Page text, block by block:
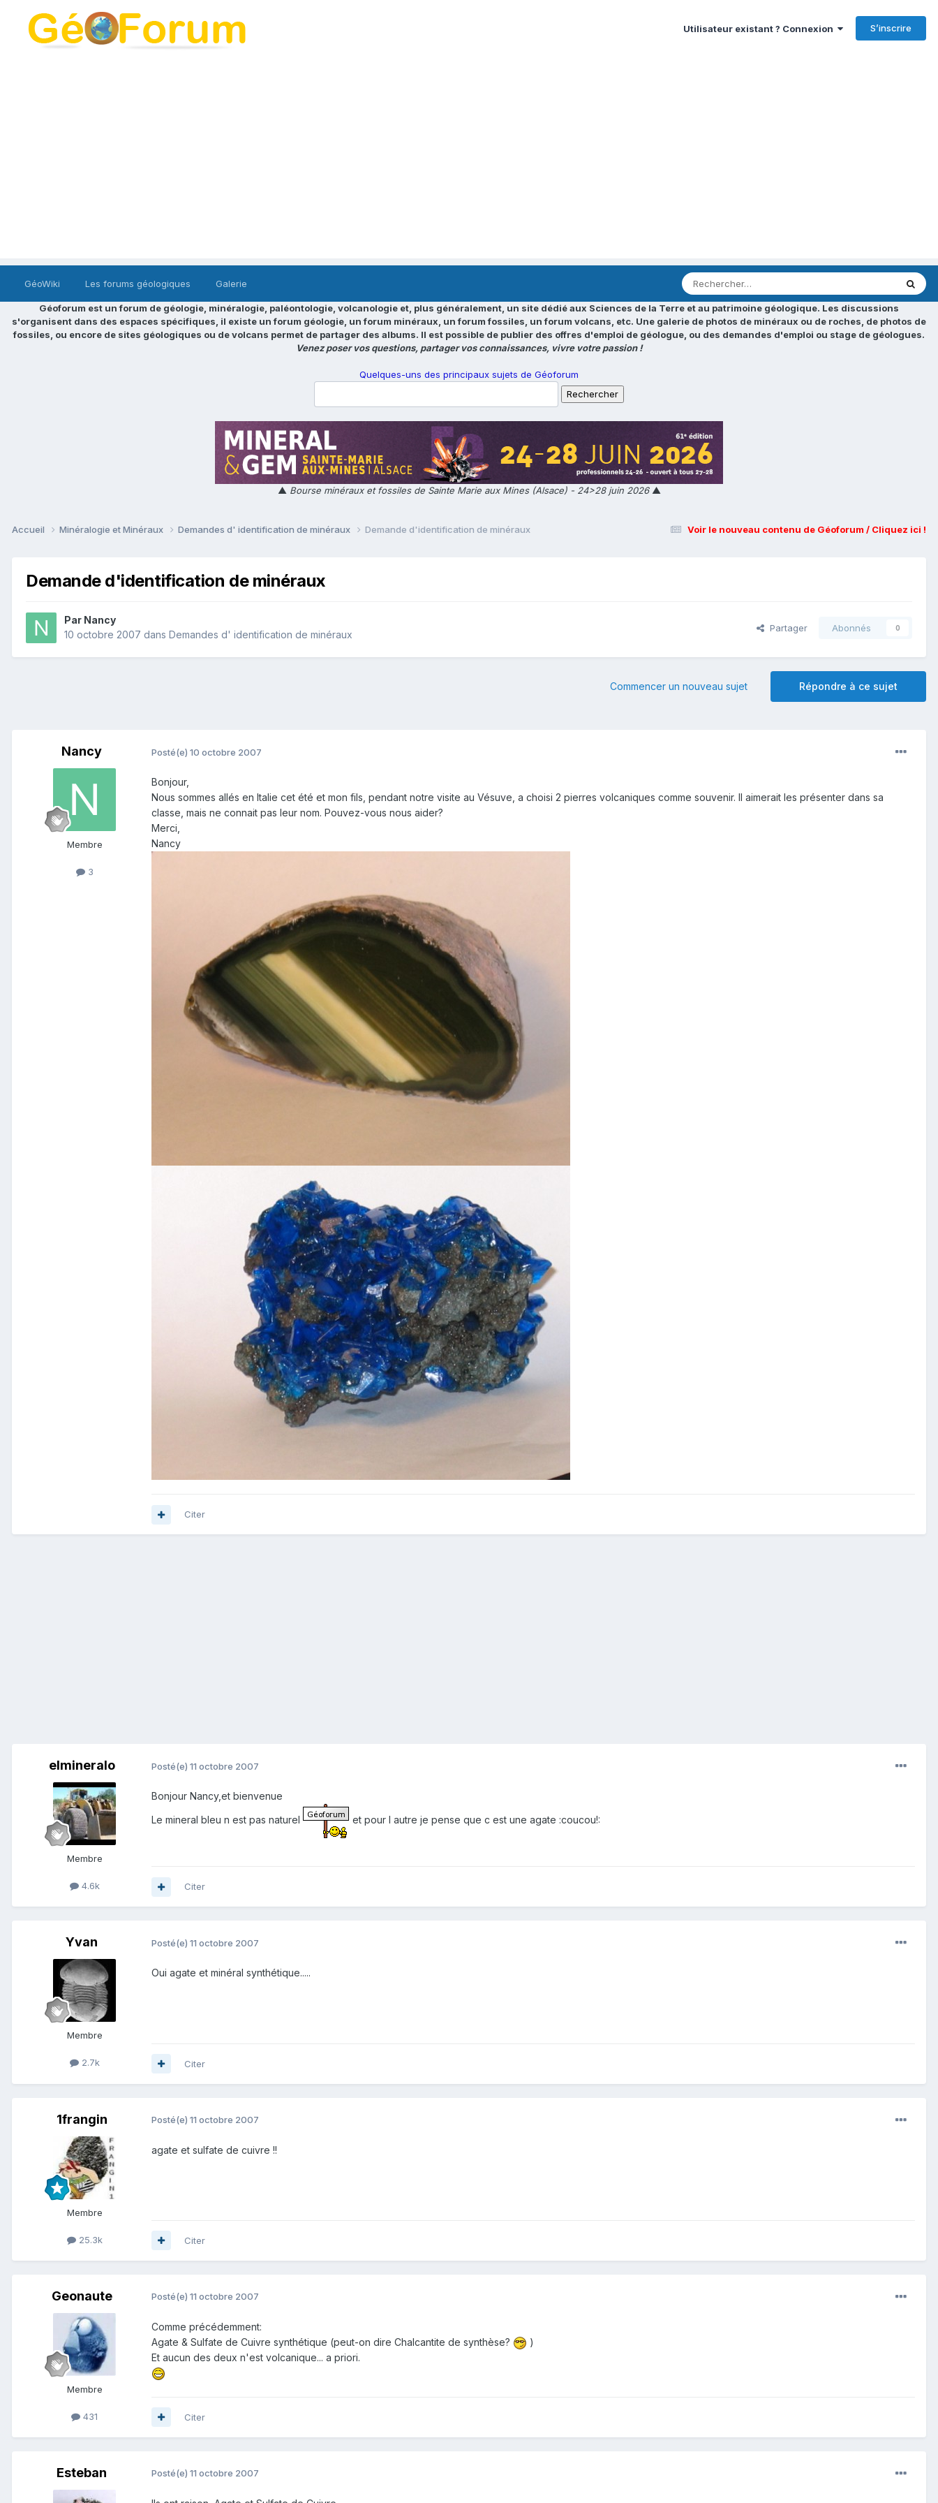
Utilisateur existant ? Connexion S’inscrire
GéoWiki Les forums géologiques Galerie
Géoforum est un forum de géologie, minéralogie, paléontologie, volcanologie et, plus généralement, un site dédié aux Sciences de la Terre et au patrimoine géologique. Les discussions
s'organisent dans des espaces spécifiques, il existe un forum géologie, un forum minéraux, un forum fossiles, un forum volcans, etc. Une galerie de photos de minéraux ou de roches, de photos de
fossiles, ou encore de sites géologiques ou de volcans permet de partager des albums. Il est possible de publier des offres d'emploi de géologue, ou des demandes d'emploi ou stage de géologues.
Venez poser vos questions, partager vos connaissances, vivre votre passion !
Quelques-uns des principaux sujets de Géoforum
▲ Bourse minéraux et fossiles de Sainte Marie aux Mines (Alsace) - 24>28 juin 2026▲
Voir le nouveau contenu de Géoforum / Cliquez ici !
Accueil Minéralogie et Minéraux Demandes d' identification de minéraux Demande d'identification de minéraux
Demande d'identification de minéraux
Par Nancy
10 octobre 2007 dans Demandes d' identification de minéraux
Partager Abonnés 0
Répondre à ce sujet
Commencer un nouveau sujet
Nancy
Membre
3
Posté(e) 10 octobre 2007
Bonjour,
Nous sommes allés en Italie cet été et mon fils, pendant notre visite au Vésuve, a choisi 2 pierres volcaniques comme souvenir. Il aimerait les présenter dans sa
classe, mais ne connait pas leur nom. Pouvez-vous nous aider?
Merci,
Nancy
Citer
elmineralo
Membre
4.6k
Posté(e) 11 octobre 2007
Bonjour Nancy,et bienvenue
Le mineral bleu n est pas naturel et pour l autre je pense que c est une agate :coucou!:
Citer
Yvan
Membre
2.7k
Posté(e) 11 octobre 2007
Oui agate et minéral synthétique.....
Citer
1frangin
Membre
25.3k
Posté(e) 11 octobre 2007
agate et sulfate de cuivre !!
Citer
Geonaute
Membre
431
Posté(e) 11 octobre 2007
Comme précédemment:
Agate & Sulfate de Cuivre synthétique (peut-on dire Chalcantite de synthèse?
)
Et aucun des deux n'est volcanique... a priori.
Citer
Esteban Posté(e) 11 octobre 2007